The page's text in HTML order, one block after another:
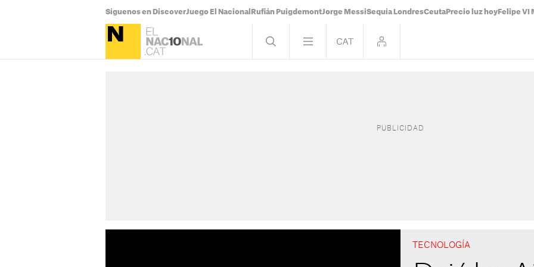
Síguenos en DiscoverJuego El Nacional Rufián PuigdemontJorge MessiSequía LondresCeuta Precio luz hoy Felipe VI
TECNOLOGÍA